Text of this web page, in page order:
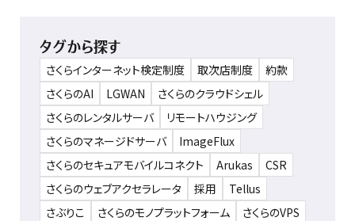
タグから探す
さくらインターネット検定制度 取次店制度
約款
さくらのAI
LGWAN
さくらのクラウドシェル
さくらのレンタルサーバ
リモートハウジング
さくらのマネージドサーバ
ImageFlux
さくらのセキュアモバイルコネクト
Arukas
CSR
さくらのウェブアクセラレータ
採用
Tellus
さぶりこ
さくらのモノプラットフォーム
さくらのVPS